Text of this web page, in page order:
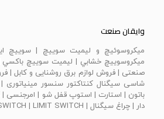
وایقان صنعت
ميكروسوئيچ و ليميت سوييچ | سویيچ
ميكروسوييچ خشابي | ليميت سوييچ باكسي |
صنعتی | فروش لوازم برق روشنایی و کابل |
شاسی سیگنال کنتاکتور سنسور
باتون | استارت | استوپ قفل شو | امرجنسی |
دار | چراغ سيگنال | MICRO SWITCH | LIMIT SWITCH